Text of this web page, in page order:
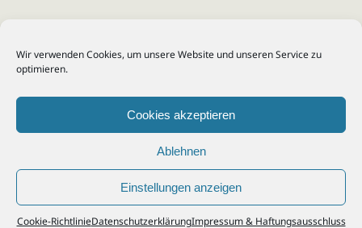
Wir verwenden Cookies, um unsere Website und unseren Service zu
optimieren.
Cookies akzeptieren
Ablehnen
Einstellungen anzeigen
Cookie-RichtlinieDatenschutzerklärungImpressum & Haftungsausschluss
© 2026Steuerberater Kempf, Köln - Steuerberatung Poll, Porz, Deutz, Mülheim,